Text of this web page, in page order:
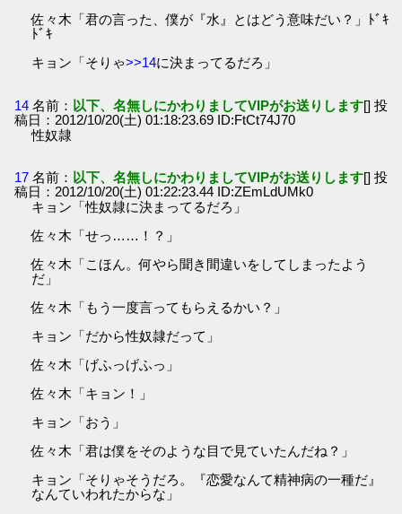
佐々木「君の言った、僕が『水』とはどう意味だい？」ﾄﾞｷ
ﾄﾞｷ
キョン「そりゃ>>14に決まってるだろ」
14 名前： 以下、名無しにかわりましてVIPがお送りします[] 投
稿日：2012/10/20(土) 01:18:23.69 ID:FtCt74J70
性奴隷
17 名前： 以下、名無しにかわりましてVIPがお送りします[] 投
稿日：2012/10/20(土) 01:22:23.44 ID:ZEmLdUMk0
キョン「性奴隷に決まってるだろ」
佐々木「せっ……！？」
佐々木「こほん。何やら聞き間違いをしてしまったよう
だ」
佐々木「もう一度言ってもらえるかい？」
キョン「だから性奴隷だって」
佐々木「げふっげふっ」
佐々木「キョン！」
キョン「おう」
佐々木「君は僕をそのような目で見ていたんだね？」
キョン「そりゃそうだろ。『恋愛なんて精神病の一種だ』
なんていわれたからな」